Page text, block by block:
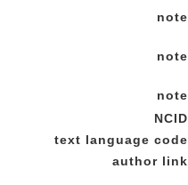
note
note
note
NCID
text language code
author link